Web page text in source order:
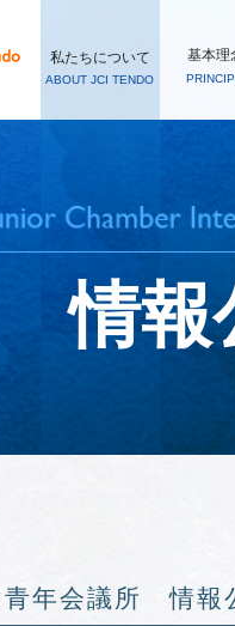
私たちについて
ABOUT JCI TENDO
基本理
情報
年会議所 情報